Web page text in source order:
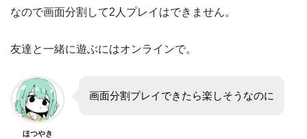
なので画面分割して2人プレイはできません。
友達と一緒に遊ぶにはオンラインで。
ほつやき
画面分割プレイできたら楽しそうなのに